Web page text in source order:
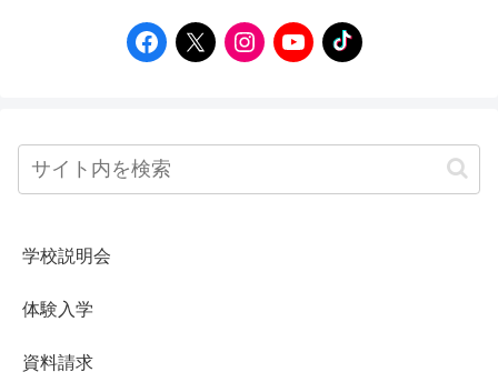
学校説明会
体験入学
資料請求